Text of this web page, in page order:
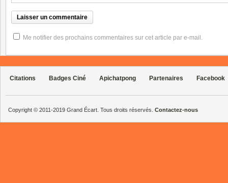
Me notifier des prochains commentaires sur cet article par e-mail.
Citations Badges Ciné Apichatpong Partenaires Facebook
Copyright © 2011-2019 Grand Écart. Tous droits réservés. Contactez-nous